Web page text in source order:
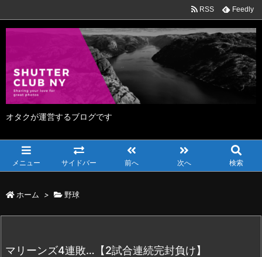
オタクが運営するブログです
メニュー サイドバー 前へ 次へ 検索
RSS Feedly
ホーム > 野球
マリーンズ4連敗…【2試合連続完封負け】